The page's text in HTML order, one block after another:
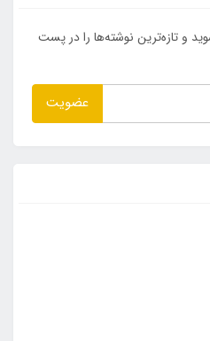
و تازه‌ترین نوشته‌ها را در پست
عضویت